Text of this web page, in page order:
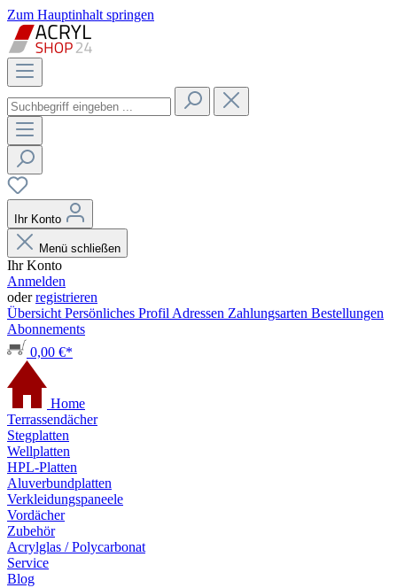
Zum Hauptinhalt springen
Ihr Konto
Menü schließen
Ihr Konto
Anmelden
oderregistrieren
Übersicht Persönliches Profil Adressen Zahlungsarten Bestellungen
Abonnements
0,00 €*
Home
Terrassendächer
Stegplatten
Wellplatten
HPL-Platten
Aluverbundplatten
Verkleidungspaneele
Vordächer
Zubehör
Acrylglas / Polycarbonat
Service
Blog